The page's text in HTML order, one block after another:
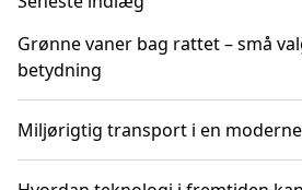
Grønne vaner bag rattet – små
betydning
Miljørigtig transport i en